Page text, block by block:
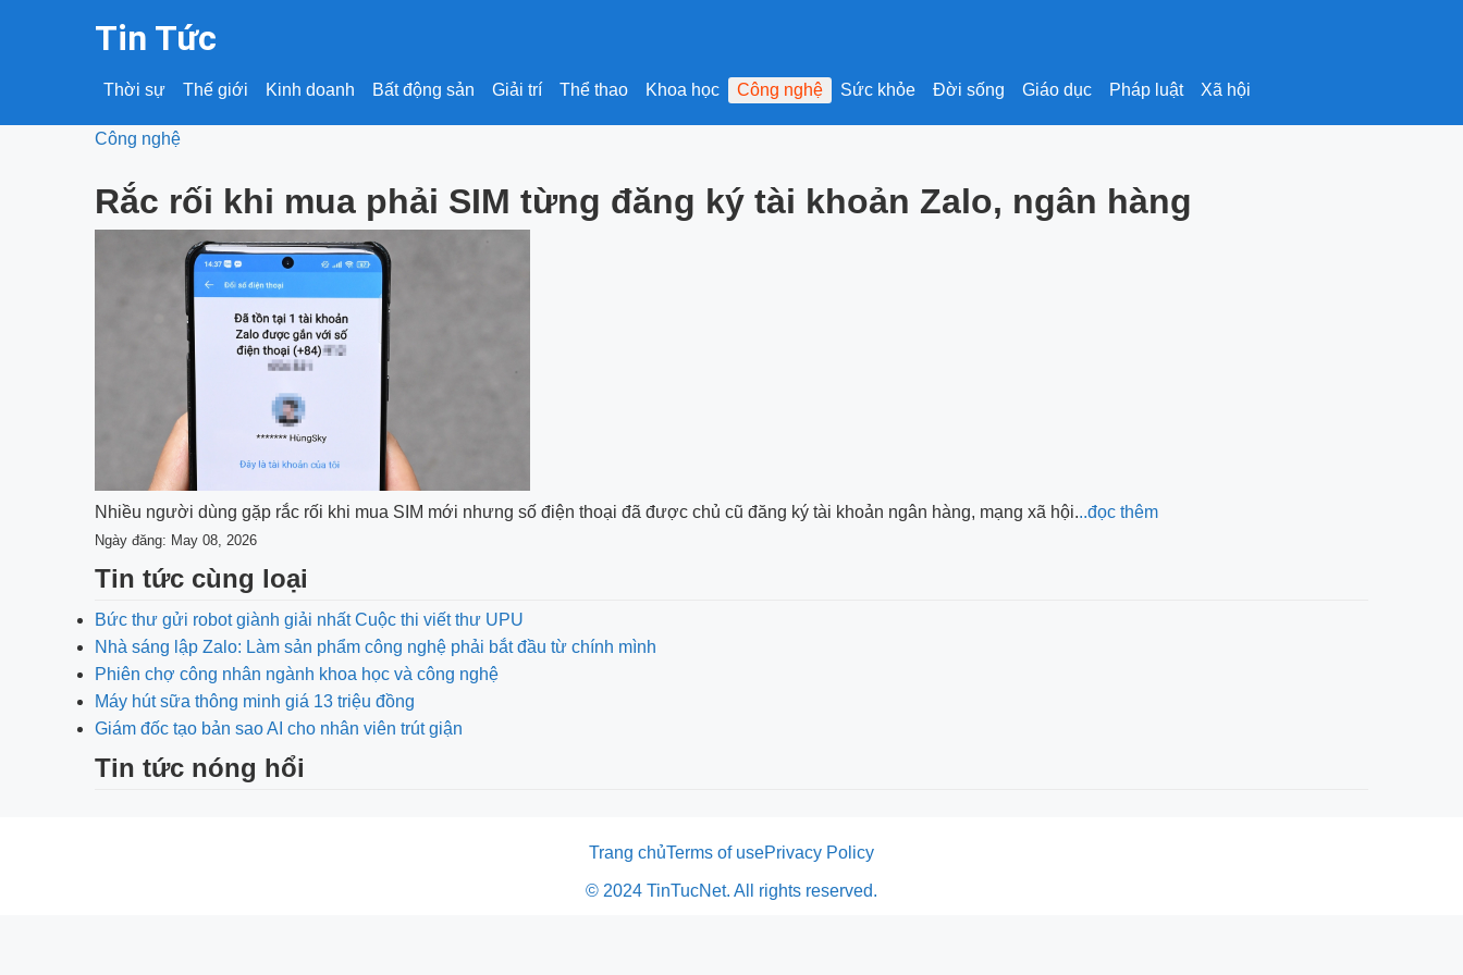
Tin Tức
Thời sự Thế giới Kinh doanh Bất động sản Giải trí Thể thao Khoa học Công nghệ Sức khỏe Đời sống Giáo dục Pháp luật Xã hội
Công nghệ
Rắc rối khi mua phải SIM từng đăng ký tài khoản Zalo, ngân hàng
Nhiều người dùng gặp rắc rối khi mua SIM mới nhưng số điện thoại đã được chủ cũ đăng ký tài khoản ngân hàng, mạng xã hội...đọc thêm
Ngày đăng: May 08, 2026
Tin tức cùng loại
Bức thư gửi robot giành giải nhất Cuộc thi viết thư UPU
Nhà sáng lập Zalo: Làm sản phẩm công nghệ phải bắt đầu từ chính mình
Phiên chợ công nhân ngành khoa học và công nghệ
Máy hút sữa thông minh giá 13 triệu đồng
Giám đốc tạo bản sao AI cho nhân viên trút giận
Tin tức nóng hổi
Trang chủTerms of usePrivacy Policy
© 2024 TinTucNet. All rights reserved.